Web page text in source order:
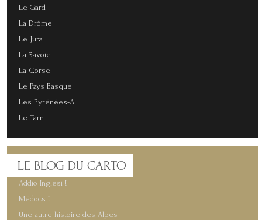
Le Gard
La Drôme
Le Jura
La Savoie
La Corse
Le Pays Basque
Les Pyrénées-A
Le Tarn
LE BLOG DU CARTO
Addio Inglesi !
Médocs !
Une autre histoire des Alpes